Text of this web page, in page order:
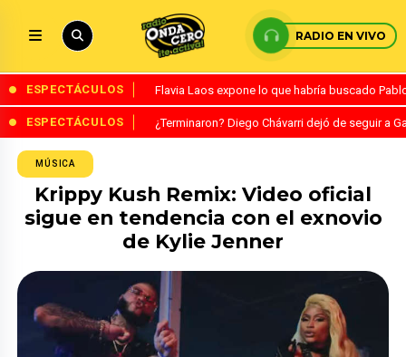
RADIO EN VIVO
ESPECTÁCULOS Flavia Laos expone lo que habría buscado
ESPECTÁCULOS ¿Terminaron? Diego Chávarri dejó de seguir a
MÚSICA
Krippy Kush Remix: Video oficial
sigue en tendencia con el exnovio
de Kylie Jenner